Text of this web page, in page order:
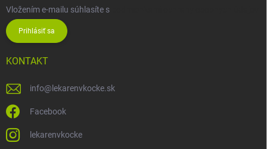
Vložením e-mailu súhlasíte s
Prihlásiť sa
KONTAKT
info@ lekarenvkocke.sk
Facebook
lekarenvkocke